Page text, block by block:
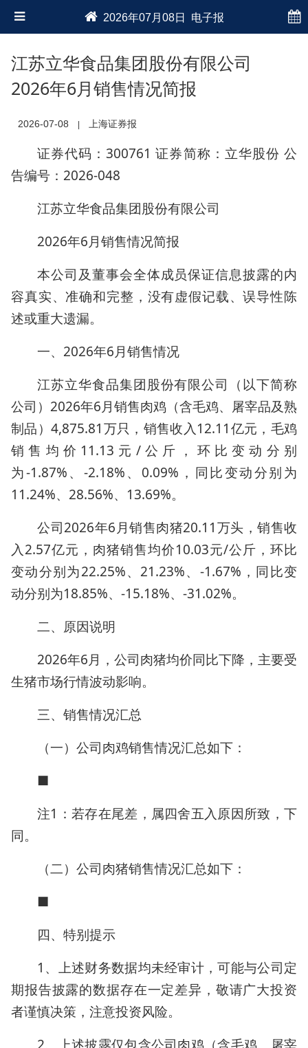
2026年07月08日 电子报
江苏立华食品集团股份有限公司
2026年6月销售情况简报
2026-07-08 上海证券报
证券代码：300761 证券简称：立华股份 公
告编号：2026-048
江苏立华食品集团股份有限公司
2026年6月销售情况简报
本公司及董事会全体成员保证信息披露的内
容真实、准确和完整，没有虚假记载、误导性陈
述或重大遗漏。
一、2026年6月销售情况
江苏立华食品集团股份有限公司（以下简称
公司）2026年6月销售肉鸡（含毛鸡、屠宰品及熟
制品）4,875.81万只，销售收入12.11亿元，毛鸡
销售均价11.13元/公斤，环比变动分别
为-1.87%、-2.18%、0.09%，同比变动分别为
11.24%、28.56%、13.69%。
公司2026年6月销售肉猪20.11万头，销售收
入2.57亿元，肉猪销售均价10.03元/公斤，环比
变动分别为22.25%、21.23%、-1.67%，同比变
动分别为18.85%、-15.18%、-31.02%。
二、原因说明
2026年6月，公司肉猪均价同比下降，主要受
生猪市场行情波动影响。
三、销售情况汇总
（一）公司肉鸡销售情况汇总如下：
■
注1：若存在尾差，属四舍五入原因所致，下
同。
（二）公司肉猪销售情况汇总如下：
■
四、特别提示
1、上述财务数据均未经审计，可能与公司定
期报告披露的数据存在一定差异，敬请广大投资
者谨慎决策，注意投资风险。